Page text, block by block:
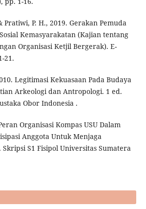
P. H., 2019. Gerakan Pemuda
Kemasyarakatan (Kajian tentang
Organisasi Ketjil Bergerak). E-
21.
Legitimasi Kekuasaan Pada Budaya
Arkeologi dan Antropologi. 1 ed.
Obor Indonesia .
Organisasi Kompas USU Dalam
Anggota Untuk Menjaga
S1 Fisipol Universitas Sumatera